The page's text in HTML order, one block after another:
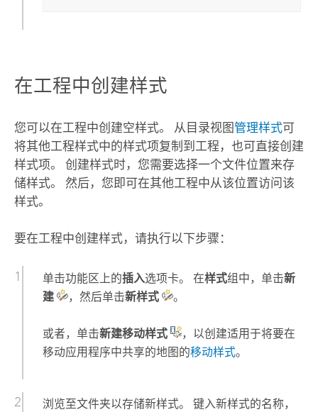
在工程中创建样式
您可以在工程中创建空样式。 从目录视图管理样式可
将其他工程样式中的样式项复制到工程，也可直接创建
样式项。 创建样式时，您需要选择一个文件位置来存
储样式。 然后，您即可在其他工程中从该位置访问该
样式。
要在工程中创建样式，请执行以下步骤：
单击功能区上的插入选项卡。 在样式组中，单击新
建
，然后单击新样式 。
或者，单击新建移动样式
，以创建适用于将要在
移动应用程序中共享的地图的移动样式。
浏览至文件夹以存储新样式。 键入新样式的名称，